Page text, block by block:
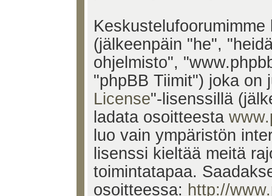
(jälkeenpäin "he",
ohjelmisto",
"phpBB Tiimit") joka on
License"-lisenssillä
ladata osoitteesta
luo vain ympäristön
lisenssi kieltää meitä
toimintatapaa.
osoitteessa: http://